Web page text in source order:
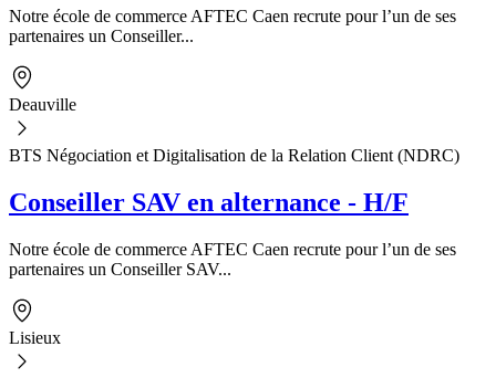
Notre école de commerce AFTEC Caen recrute pour l’un de ses
partenaires un Conseiller...
Deauville
BTS Négociation et Digitalisation de la Relation Client (NDRC)
Conseiller SAV en alternance - H/F
Notre école de commerce AFTEC Caen recrute pour l’un de ses
partenaires un Conseiller SAV...
Lisieux